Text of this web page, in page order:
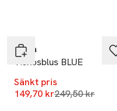
Wera
Viskosblus BLUE
Sänkt pris
149,70 krLägsta pris
249,50 kr